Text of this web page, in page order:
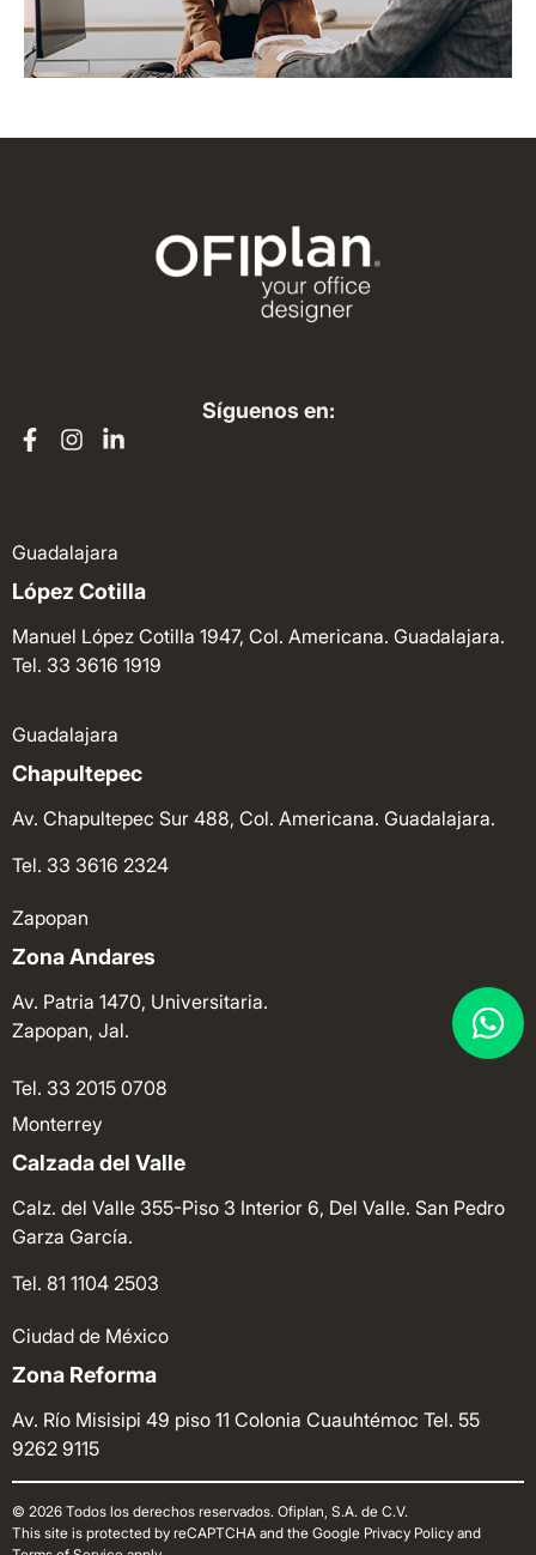
Síguenos en:
Guadalajara
López Cotilla
Manuel López Cotilla 1947, Col. Americana. Guadalajara.
Tel. 33 3616 1919
Guadalajara
Chapultepec
Av. Chapultepec Sur 488, Col. Americana. Guadalajara.
Tel. 33 3616 2324
Zapopan
Zona Andares
Av. Patria 1470, Universitaria.
Zapopan, Jal.
Tel. 33 2015 0708
Monterrey
Calzada del Valle
Calz. del Valle 355-Piso 3 Interior 6, Del Valle. San Pedro
Garza García.
Tel. 81 1104 2503
Ciudad de México
Zona Reforma
Av. Río Misisipi 49 piso 11 Colonia Cuauhtémoc Tel. 55
9262 9115
© 2026 Todos los derechos reservados. Ofiplan, S.A. de C.V.
This site is protected by reCAPTCHA and the Google Privacy Policy and